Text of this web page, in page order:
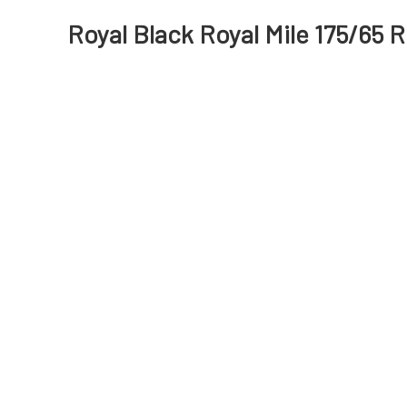
Royal Black Royal Mile 175/65